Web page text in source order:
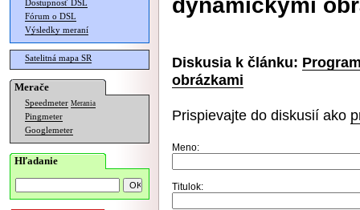
Dostupnosť DSL
Fórum o DSL
Výsledky meraní
Satelitná mapa SR
Merače
Speedmeter Merania
Pingmeter
Googlemeter
Hľadanie
Diskusia k článku:
obrázkami
Prispievajte do diskusií ako
Meno:
Titulok: